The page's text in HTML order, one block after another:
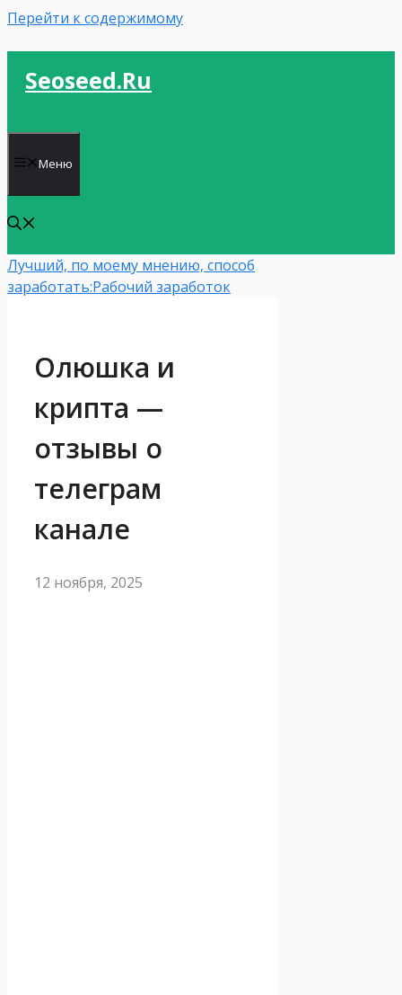
Перейти к содержимому
Seoseed.ru
Меню
Лучший, по моему мнению, способ
заработать:Рабочий заработок
Олюшка и
крипта —
отзывы о
телеграм
канале
12 ноября, 2025